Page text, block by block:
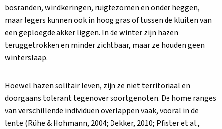
bosranden, windkeringen, ruigtezomen en onder heggen,
maar legers kunnen ook in hoog gras of tussen de kluiten van
een geploegde akker liggen. In de winter zijn hazen
teruggetrokken en minder zichtbaar, maar ze houden geen
winterslaap.
Hoewel hazen solitair leven, zijn ze niet territoriaal en
doorgaans tolerant tegenover soortgenoten. De home ranges
van verschillende individuen overlappen vaak, vooral in de
lente (Rühe & Hohmann, 2004; Dekker, 2010; Pfister et al.,